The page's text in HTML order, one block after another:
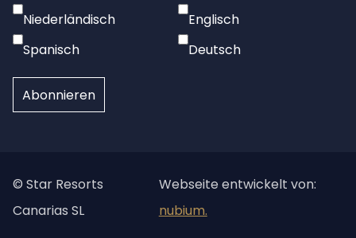
Niederländisch
Englisch
Spanisch
Deutsch
© Star Resorts
Canarias SL
Webseite entwickelt von:
nubium.